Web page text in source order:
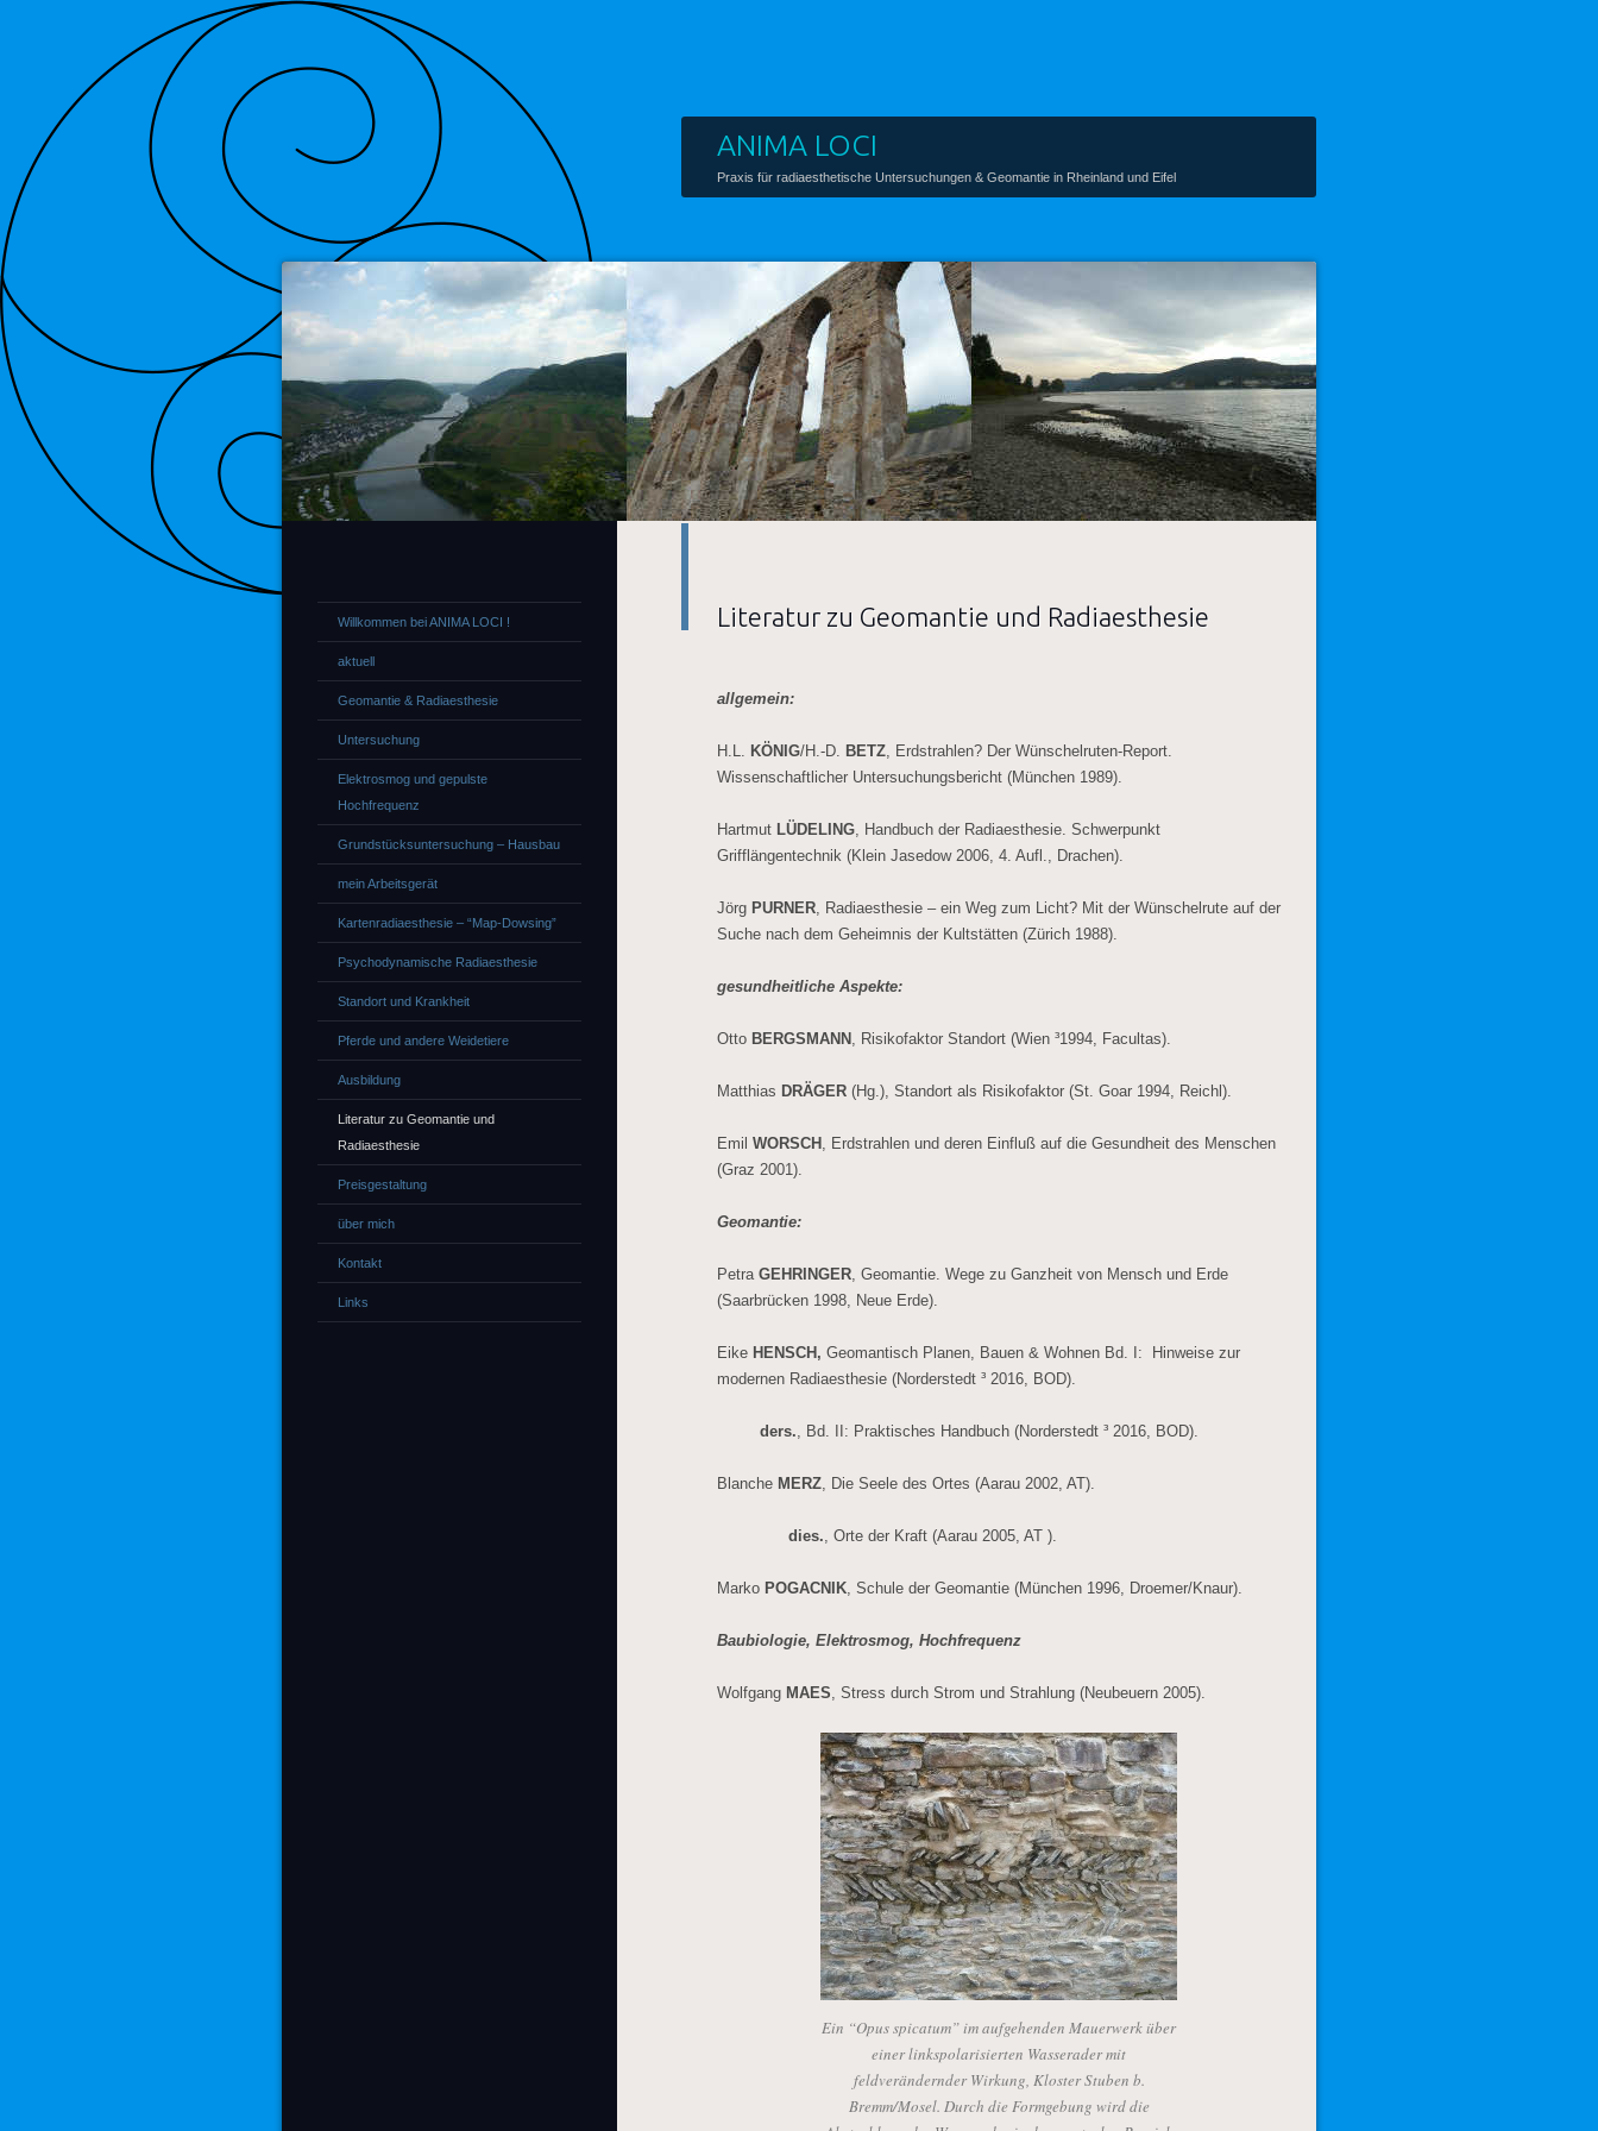
ANIMA LOCI
Praxis für radiaesthetische Untersuchungen & Geomantie in Rheinland und Eifel
Literatur zu Geomantie und Radiaesthesie
allgemein:
H.L. KÖNIG/H.-D. BETZ, Erdstrahlen? Der Wünschelruten-Report.
Wissenschaftlicher Untersuchungsbericht (München 1989).
Hartmut LÜDELING, Handbuch der Radiaesthesie. Schwerpunkt
Grifflängentechnik (Klein Jasedow 2006, 4. Aufl., Drachen).
Jörg PURNER, Radiaesthesie – ein Weg zum Licht? Mit der Wünschelrute auf der
Suche nach dem Geheimnis der Kultstätten (Zürich 1988).
gesundheitliche Aspekte:
Otto BERGSMANN , Risikofaktor Standort (Wien ³1994, Facultas).
Matthias DRÄGER (Hg.), Standort als Risikofaktor (St. Goar 1994, Reichl).
Emil WORSCH , Erdstrahlen und deren Einfluß auf die Gesundheit des Menschen
(Graz 2001).
Geomantie:
PetraGEHRINGER, Geomantie. Wege zu Ganzheit von Mensch und Erde
(Saarbrücken 1998, Neue Erde).
Eike HENSCH, Geomantisch Planen, Bauen & Wohnen Bd. I: Hinweise zur
modernen Radiaesthesie (Norderstedt ³ 2016, BOD).
ders., Bd. II: Praktisches Handbuch (Norderstedt ³ 2016, BOD).
Blanche MERZ, Die Seele des Ortes (Aarau 2002, AT).
dies., Orte der Kraft (Aarau 2005, AT ).
Marko POGACNIK, Schule der Geomantie (München 1996, Droemer/Knaur).
Baubiologie, Elektrosmog, Hochfrequenz
Wolfgang MAES, Stress durch Strom und Strahlung (Neubeuern 2005).
Ein “Opus spicatum” im aufgehenden Mauerwerk über
einer linkspolarisierten Wasserader mit
feldverändernder Wirkung, Kloster Stuben b.
Bremm/Mosel. Durch die Formgebung wird die
Willkommen bei ANIMA LOCI !
aktuell
Geomantie & Radiaesthesie
Untersuchung
Elektrosmog und gepulste
Hochfrequenz
Grundstücksuntersuchung – Hausbau
mein Arbeitsgerät
Kartenradiaesthesie – “Map-Dowsing”
Psychodynamische Radiaesthesie
Standort und Krankheit
Pferde und andere Weidetiere
Ausbildung
Literatur zu Geomantie und
Radiaesthesie
Preisgestaltung
über mich
Kontakt
Links